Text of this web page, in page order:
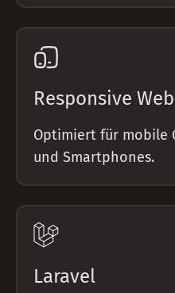
Responsive
Optimiert für mobile
und Smartphones.
Laravel